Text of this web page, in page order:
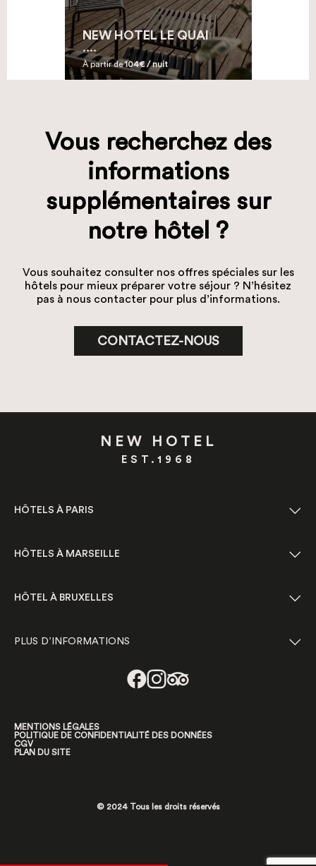
NEW HOTEL LE QUAI
À partir de104€ / nuit
Vous recherchez des
informations
supplémentaires sur
notre hôtel ?
Vous souhaitez consulter nos offres spéciales sur les
hôtels pour mieux préparer votre séjour ? N’hésitez
pas à nous contacter pour plus d’informations.
CONTACTEZ-NOUS
NEW HOTEL
EST.1968
HÔTELS À PARIS
HÔTELS À MARSEILLE
HÔTEL À BRUXELLES
PLUS D’INFORMATIONS
© 2024 Tous les droits réservés
MENTIONS LÉGALES
POLITIQUE DE CONFIDENTIALITÉ DES DONNÉES
CGV
PLAN DU SITE